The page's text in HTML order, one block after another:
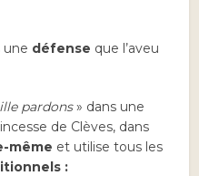
une défense que l’aveu
pardons» dans une
de Clèves, dans
même et utilise tous les
: